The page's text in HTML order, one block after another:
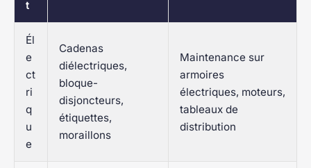
t
Él
e
ct
ri
q
u
e
Cadenas
diélectriques,
bloque-
disjoncteurs,
étiquettes,
moraillons
Maintenance sur
armoires
électriques, moteurs,
tableaux de
distribution